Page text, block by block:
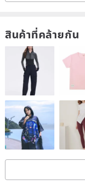
This little brand doesn't
The main sewing: the
All other chores: Little Boss
There is no way to
questions for a lot of
dealing with other things
Therefore, the
many orders, it will take
Please accept the
If you have any
สินค้าที่คล้ายกัน